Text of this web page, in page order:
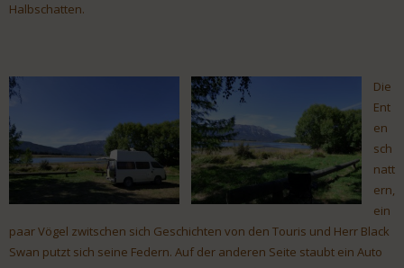
Halbschatten.
Die
Ent
en
sch
natt
ern,
ein
paar Vögel zwitschen sich Geschichten von den Touris und Herr Black
Swan putzt sich seine Federn. Auf der anderen Seite staubt ein Auto